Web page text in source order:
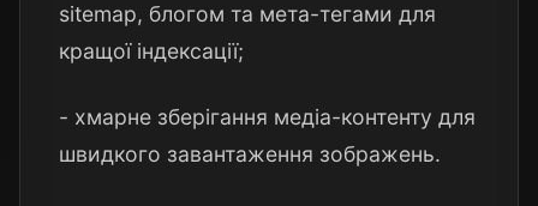
sitemap, блогом та мета-тегами для
кращої індексації;
- хмарне зберігання медіа-контенту для
швидкого завантаження зображень.